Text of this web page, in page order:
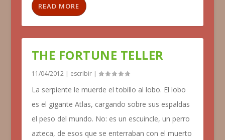
READ MORE
THE FORTUNE TELLER
11/04/2012| escribir|
La serpiente le muerde el tobillo al lobo. El lobo
es el gigante Atlas, cargando sobre sus espaldas
el peso del mundo. No: es un escuincle, un perro
azteca, de esos que se enterraban con el muerto